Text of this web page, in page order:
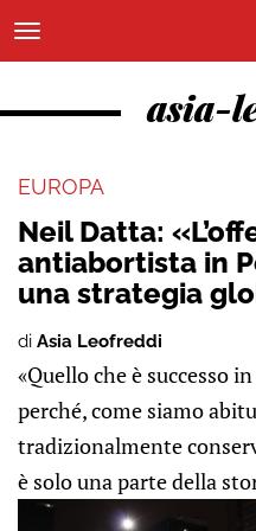
asia-
EUROPA
Neil Datta:
antiabortista in
una strategia
di Asia Leofreddi
«Quello che è successo
perché, come siamo
tradizionalmente
è solo una parte della